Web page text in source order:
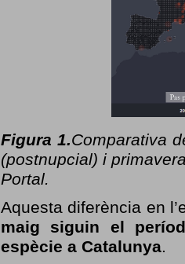
Figura 1.Comparativa
(postnupcial) i
Portal.
Aquesta diferència en
maig siguin el
espècie a Catalunya.